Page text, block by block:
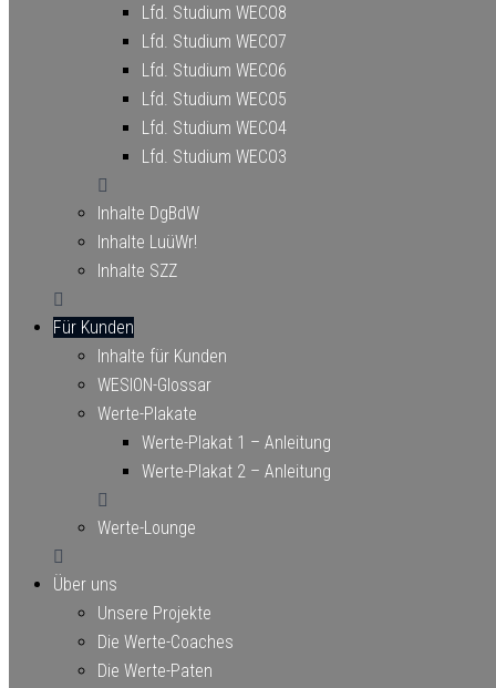
Lfd. Studium WECO8
Lfd. Studium WECO7
Lfd. Studium WECO6
Lfd. Studium WECO5
Lfd. Studium WECO4
Lfd. Studium WECO3
Inhalte DgBdW
Inhalte LuüWr!
Inhalte SZZ
Für Kunden
Inhalte für Kunden
WESION-Glossar
Werte-Plakate
Werte-Plakat 1 – Anleitung
Werte-Plakat 2 – Anleitung
Werte-Lounge
Über uns
Unsere Projekte
Die Werte-Coaches
Die Werte-Paten